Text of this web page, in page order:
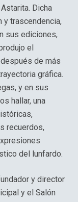
Dicha
y trascendencia,
sus ediciones,
el
de más
gráfica.
y en sus
hallar, una
recuerdos,
del lunfardo.
y director
y el Salón